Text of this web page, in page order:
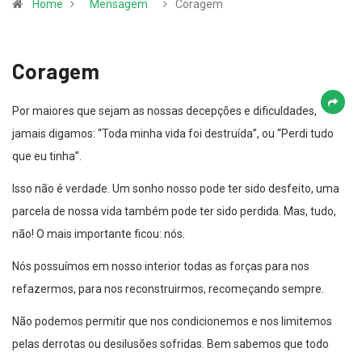
Home Mensagem Coragem
Coragem
Por maiores que sejam as nossas decepções e dificuldades,
jamais digamos: “Toda minha vida foi destruída”, ou “Perdi tudo
que eu tinha”.
Isso não é verdade. Um sonho nosso pode ter sido desfeito, uma
parcela de nossa vida também pode ter sido perdida. Mas, tudo,
não! O mais importante ficou: nós.
Nós possuímos em nosso interior todas as forças para nos
refazermos, para nos reconstruirmos, recomeçando sempre.
Não podemos permitir que nos condicionemos e nos limitemos
pelas derrotas ou desilusões sofridas. Bem sabemos que todo